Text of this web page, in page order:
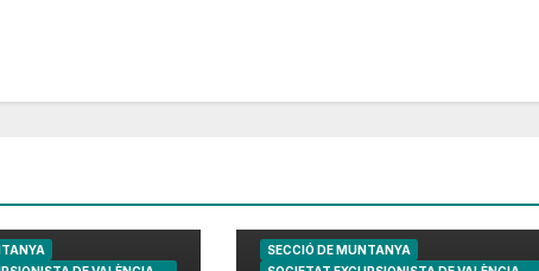
SECCIÓ DE MUNTANYA